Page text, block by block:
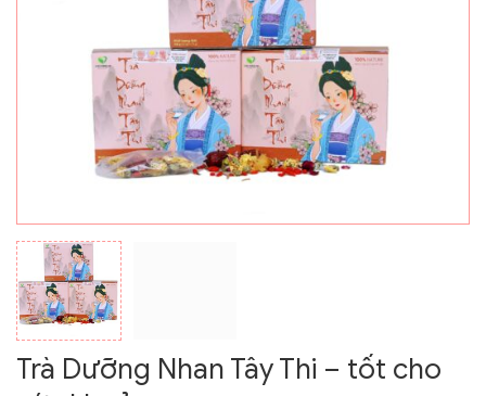
Trà Dưỡng Nhan Tây Thi – tốt cho